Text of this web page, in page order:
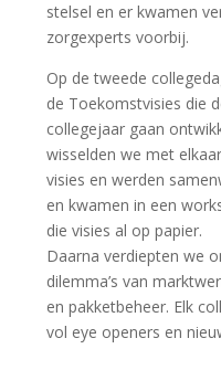
stelsel en er kwamen
zorgexperts voorbij.
Op de tweede
de Toekomstvisies die
collegejaar gaan
wisselden we met
visies en werden
en kwamen in een
die visies al op papier.
Daarna verdiepten we
dilemma’s van
en pakketbeheer. Elk
vol eye openers en